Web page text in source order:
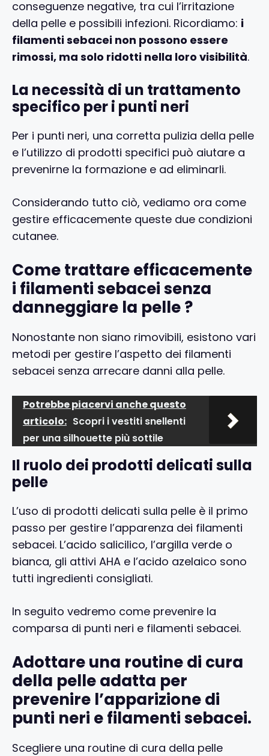
conseguenze negative, tra cui l’irritazione
della pelle e possibili infezioni. Ricordiamo: i
filamenti sebacei non possono essere
rimossi, ma solo ridotti nella loro visibilità.
La necessità di un trattamento
specifico per i punti neri
Per i punti neri, una corretta pulizia della pelle
e l’utilizzo di prodotti specifici può aiutare a
prevenirne la formazione e ad eliminarli.
Considerando tutto ciò, vediamo ora come
gestire efficacemente queste due condizioni
cutanee.
Come trattare efficacemente
i filamenti sebacei senza
danneggiare la pelle ?
Nonostante non siano rimovibili, esistono vari
metodi per gestire l’aspetto dei filamenti
sebacei senza arrecare danni alla pelle.
Potrebbe piacervi anche questo
articolo: Scopri i vestiti snellenti
per una silhouette più sottile
Il ruolo dei prodotti delicati sulla
pelle
L’uso di prodotti delicati sulla pelle è il primo
passo per gestire l’apparenza dei filamenti
sebacei. L’acido salicilico, l’argilla verde o
bianca, gli attivi AHA e l’acido azelaico sono
tutti ingredienti consigliati.
In seguito vedremo come prevenire la
comparsa di punti neri e filamenti sebacei.
Adottare una routine di cura
della pelle adatta per
prevenire l’apparizione di
punti neri e filamenti sebacei.
Scegliere una routine di cura della pelle